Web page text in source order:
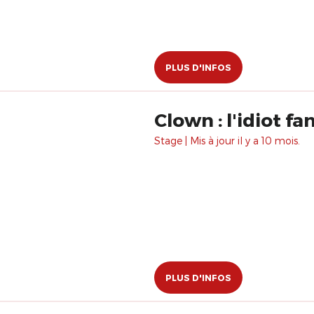
PLUS D'INFOS
Clown : l'idiot
Stage | Mis à jour il y a 10 mois.
PLUS D'INFOS